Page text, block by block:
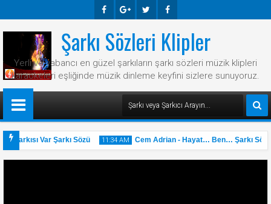
Ook E-
Plus
R Ook
Şarkı Sözleri Klipler
Yerli ve yabancı en güzel şarkıların şarkı sözleri müzik klipleri
karaokeleri eşliğinde müzik dinleme keyfini sizlere sunuyoruz.
Şarkısı Var Şarkı Sözü 11:34 AM Cem Adrian - Hayat… Ben… Şarkı Sözü